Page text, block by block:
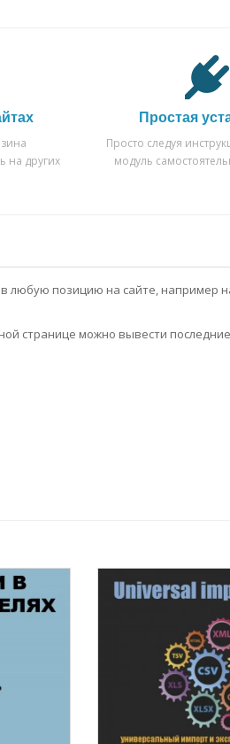
на других
Простая
Просто следуя
модуль
любую позицию на сайте, например
странице можно вывести